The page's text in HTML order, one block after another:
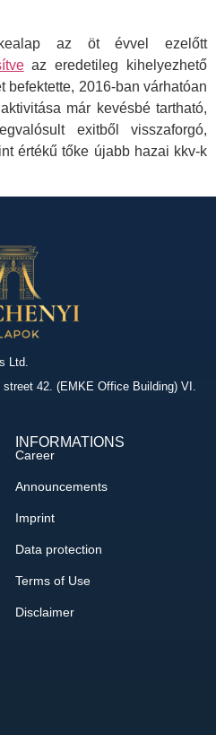
az öt évvel ezelőtt
az eredetileg kihelyezhető
befektette, 2016-ban várhatóan
már kevésbé tartható,
exitből visszaforgó,
értékű tőke újabb hazai kkv-k
Ltd.
42. (EMKE Office Building) VI.
INFORMATIONS
Career
Announcements
Imprint
Data protection
Terms of Use
Disclaimer